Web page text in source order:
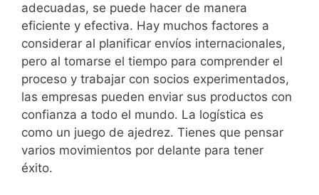
adecuadas, se puede hacer de manera
eficiente y efectiva. Hay muchos factores a
considerar al planificar envíos internacionales,
pero al tomarse el tiempo para comprender el
proceso y trabajar con socios experimentados,
las empresas pueden enviar sus productos con
confianza a todo el mundo. La logística es
como un juego de ajedrez. Tienes que pensar
varios movimientos por delante para tener
éxito.